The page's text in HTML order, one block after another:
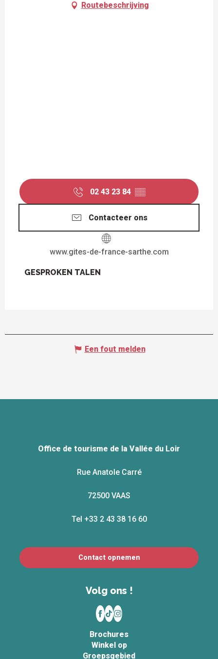
Routebeschrijving
02 43 23 84 ▒▒
Contacteer ons
www.gites-de-france-sarthe.com
GESPROKEN TALEN
GESPROKEN TALEN
Een fout melden
Office de tourisme de la Vallée du Loir
Rue Anatole Carré
72500 VAAS
Tel +33 2 43 38 16 60
Contact opnemen
Volg ons !
Brochures
Winkel op
Groepsgebied